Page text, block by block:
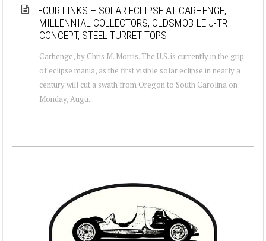
FOUR LINKS – SOLAR ECLIPSE AT CARHENGE,
MILLENNIAL COLLECTORS, OLDSMOBILE J-TR
CONCEPT, STEEL TURRET TOPS
Carhenge, by Chris M. Morris. The U.S. is currently in the grip
of eclipse mania, as the first visible solar eclipse in nearly a
century will cut a swath from Oregon to South Carolina on
Monday, Augu...